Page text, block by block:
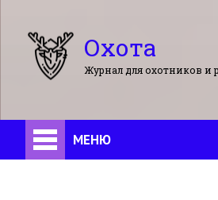
Охота
Журнал для охотников и
МЕНЮ